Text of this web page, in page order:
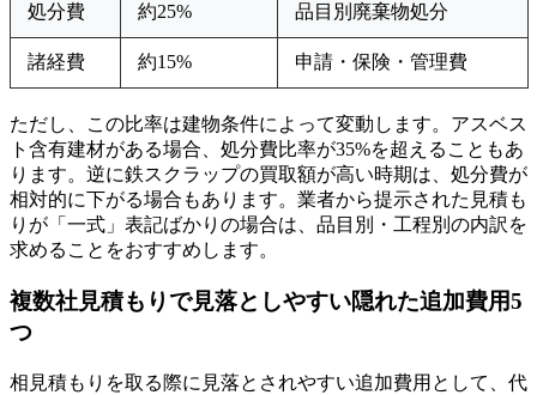
処分費 約25% 品目別廃棄物処分
諸経費 約15% 申請・保険・管理費
ただし、この比率は建物条件によって変動します。アスベス
ト含有建材がある場合、処分費比率が35%を超えることもあ
ります。逆に鉄スクラップの買取額が高い時期は、処分費が
相対的に下がる場合もあります。業者から提示された見積も
りが「一式」表記ばかりの場合は、品目別・工程別の内訳を
求めることをおすすめします。
複数社見積もりで見落としやすい隠れた追加費用5
つ
相見積もりを取る際に見落とされやすい追加費用として、代